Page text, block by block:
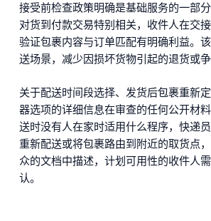
接受前检查政策明确是基础服务的一部
对货到付款交易特别相关，收件人在交
验证包裹内容与订单匹配有明确利益。
送场景，减少因损坏货物引起的退货或争
关于配送时间段选择、发货后包裹重新
器选项的详细信息在审查的任何公开材
送时没有人在家时适用什么程序，快递
重新配送或将包裹路由到附近的取货点
众的文档中描述，计划可用性的收件人
认。